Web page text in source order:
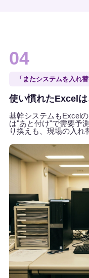
04
「またシステムを入れ
使い慣れたExcelは
基幹システムもExcel
は"あと付け"で需要予
り換えも、現場の入れ